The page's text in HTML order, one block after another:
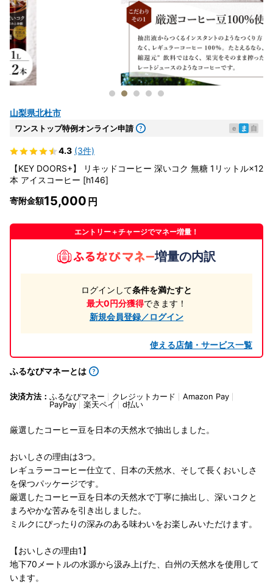
山梨県北杜市
ワンストップ特例オンライン申請 e ま 自
4.3 (3件)
【KEY DOORS+】 リキッドコーヒー 深いコク 無糖 1リットル×12
本 アイスコーヒー [h146]
寄附金額15,000
エントリー＋チャージでマネー増量！
増量の内訳
ログインして条件を満たすと
最大0円分獲得できます！
新規会員登録／ログイン
使える店舗・サービス一覧
ふるなびマネーとは
決済方法： ふるなびマネー クレジットカード
Amazon Pay
PayPay
楽天ペイ d払い
厳選したコーヒー豆を日本の天然水で抽出しました。
おいしさの理由は3つ。
レギュラーコーヒー仕立て、日本の天然水、そして長くおいしさ
を保つパッケージです。
厳選したコーヒー豆を日本の天然水で丁寧に抽出し、深いコクと
まろやかな苦みを引き出しました。
ミルクにぴったりの深みのある味わいをお楽しみいただけます。
【おいしさの理由1】
地下70メートルの水源から汲み上げた、白州の天然水を使用して
います。